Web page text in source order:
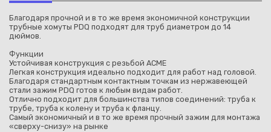
Благодаря прочной и в то же время экономичной конструкции
трубные хомуты PDQ подходят для труб диаметром до 14
дюймов.
Функции
Устойчивая конструкция с резьбой ACME
Легкая конструкция идеально подходит для работ над головой.
Благодаря стандартным контактным точкам из нержавеющей
стали зажим PDQ готов к любым видам работ.
Отлично подходит для большинства типов соединений: труба к
трубе, труба к колену и труба к фланцу.
Самый экономичный и в то же время прочный зажим для монтажа
«сверху-снизу» на рынке